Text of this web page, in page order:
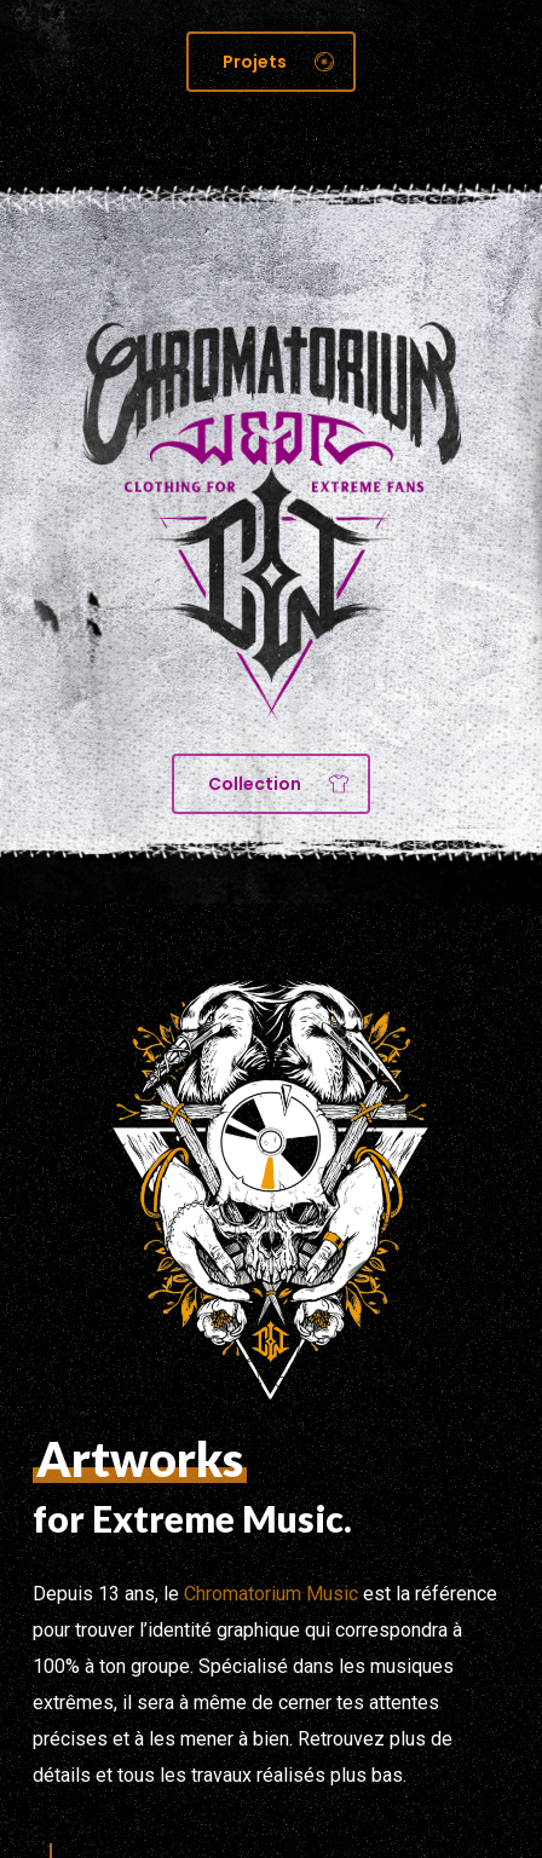
Projets
Collection
Artworks
for Extreme Music.
Depuis 13 ans, leChromatorium Musicest la référence
pour trouver l’identité graphique qui correspondra à
100% à ton groupe. Spécialisé dans les musiques
extrêmes, il sera à même de cerner tes attentes
précises et à les mener à bien. Retrouvez plus de
détails et tous les travaux réalisés plus bas.
Navigate to the next section